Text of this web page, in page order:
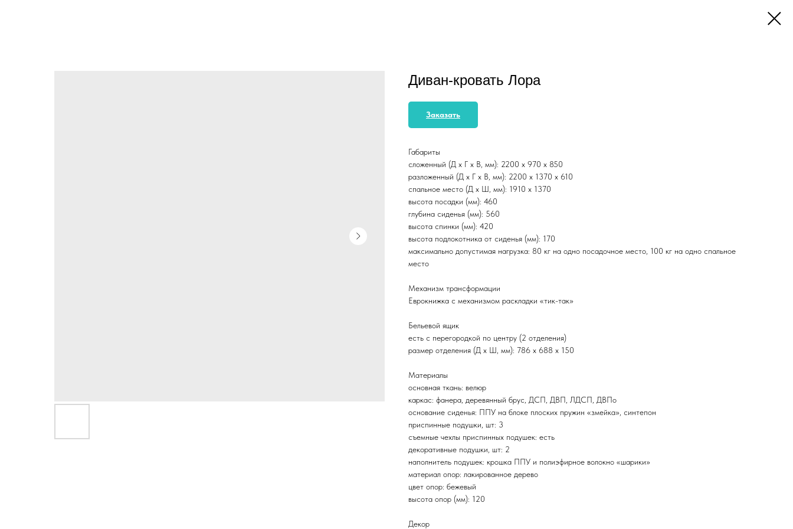
Диван-кровать Лора
Заказать
Габариты
сложенный (Д x Г х В, мм): 2200 x 970 x 850
разложенный (Д x Г х В, мм): 2200 x 1370 x 610
спальное место (Д x Ш, мм): 1910 x 1370
высота посадки (мм): 460
глубина сиденья (мм): 560
высота спинки (мм): 420
высота подлокотника от сиденья (мм): 170
максимально допустимая нагрузка: 80 кг на одно посадочное место, 100 кг на одно спальное
место
Механизм трансформации
Еврокнижка с механизмом раскладки «тик-так»
Бельевой ящик
есть с перегородкой по центру (2 отделения)
размер отделения (Д x Ш, мм): 786 x 688 x 150
Материалы
основная ткань: велюр
каркас: фанера, деревянный брус, ДСП, ДВП, ЛДСП, ДВПо
основание сиденья: ППУ на блоке плоских пружин «змейка», синтепон
приспинные подушки, шт: 3
съемные чехлы приспинных подушек: есть
декоративные подушки, шт: 2
наполнитель подушек: крошка ППУ и полиэфирное волокно «шарики»
материал опор: лакированное дерево
цвет опор: бежевый
высота опор (мм): 120
Декор